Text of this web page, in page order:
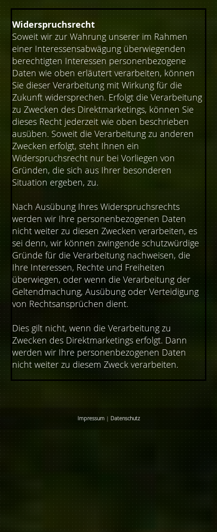
Widerspruchsrecht
Soweit wir zur Wahrung unserer im Rahmen
einer Interessensabwägung überwiegenden
berechtigten Interessen personenbezogene
Daten wie oben erläutert verarbeiten, können
Sie dieser Verarbeitung mit Wirkung für die
Zukunft widersprechen. Erfolgt die Verarbeitung
zu Zwecken des Direktmarketings, können Sie
dieses Recht jederzeit wie oben beschrieben
ausüben. Soweit die Verarbeitung zu anderen
Zwecken erfolgt, steht Ihnen ein
Widerspruchsrecht nur bei Vorliegen von
Gründen, die sich aus Ihrer besonderen
Situation ergeben, zu.
Nach Ausübung Ihres Widerspruchsrechts
werden wir Ihre personenbezogenen Daten
nicht weiter zu diesen Zwecken verarbeiten, es
sei denn, wir können zwingende schutzwürdige
Gründe für die Verarbeitung nachweisen, die
Ihre Interessen, Rechte und Freiheiten
überwiegen, oder wenn die Verarbeitung der
Geltendmachung, Ausübung oder Verteidigung
von Rechtsansprüchen dient.
Dies gilt nicht, wenn die Verarbeitung zu
Zwecken des Direktmarketings erfolgt. Dann
werden wir Ihre personenbezogenen Daten
nicht weiter zu diesem Zweck verarbeiten.
Impressum| Datenschutz